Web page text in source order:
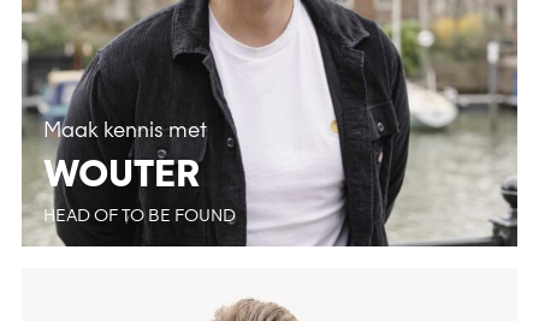
Maak kennis met
WOUTER
HEAD OF TO BE FOUND